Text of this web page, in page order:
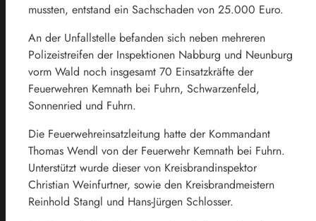
mussten, entstand ein Sachschaden von 25.000 Euro.
An der Unfallstelle befanden sich neben mehreren
Polizeistreifen der Inspektionen Nabburg und Neunburg
vorm Wald noch insgesamt 70 Einsatzkräfte der
Feuerwehren Kemnath bei Fuhrn, Schwarzenfeld,
Sonnenried und Fuhrn.
Die Feuerwehreinsatzleitung hatte der Kommandant
Thomas Wendl von der Feuerwehr Kemnath bei Fuhrn.
Unterstützt wurde dieser von Kreisbrandinspektor
Christian Weinfurtner, sowie den Kreisbrandmeistern
Reinhold Stangl und Hans-Jürgen Schlosser.